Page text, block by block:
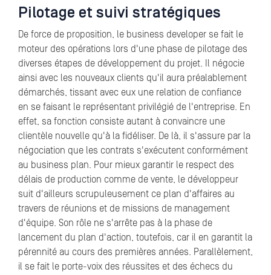
Pilotage et suivi stratégiques
De force de proposition, le business developer se fait le
moteur des opérations lors d'une phase de pilotage des
diverses étapes de développement du projet. Il négocie
ainsi avec les nouveaux clients qu'il aura préalablement
démarchés, tissant avec eux une relation de confiance
en se faisant le représentant privilégié de l'entreprise. En
effet, sa fonction consiste autant à convaincre une
clientèle nouvelle qu'à la fidéliser. De là, il s'assure par la
négociation que les contrats s'exécutent conformément
au business plan. Pour mieux garantir le respect des
délais de production comme de vente, le développeur
suit d'ailleurs scrupuleusement ce plan d'affaires au
travers de réunions et de missions de management
d'équipe. Son rôle ne s'arrête pas à la phase de
lancement du plan d'action, toutefois, car il en garantit la
pérennité au cours des premières années. Parallèlement,
il se fait le porte-voix des réussites et des échecs du